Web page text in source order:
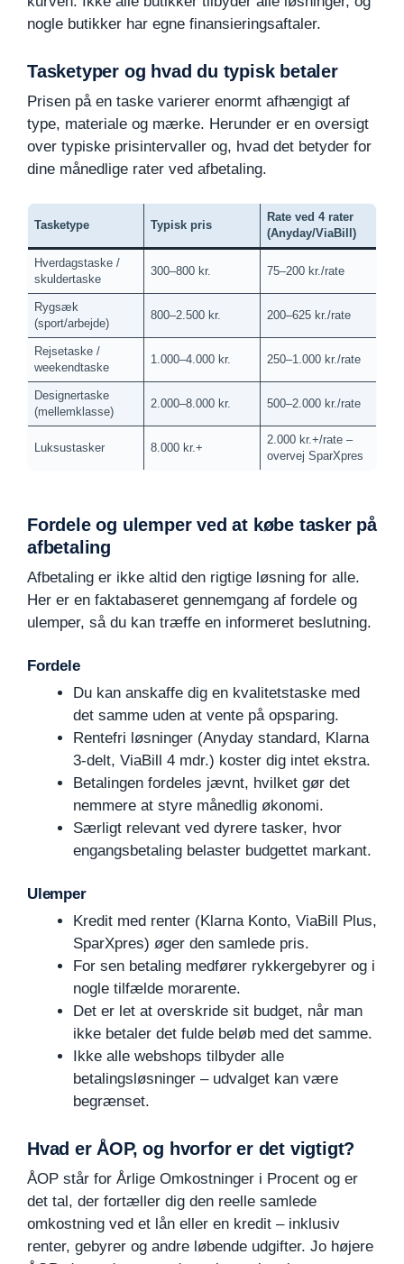
nogle butikker har egne finansieringsaftaler.
Tasketyper og hvad du typisk betaler
Prisen på en taske varierer enormt afhængigt af
type, materiale og mærke. Herunder er en oversigt
over typiske prisintervaller og, hvad det betyder for
dine månedlige rater ved afbetaling.
Tasketype Typisk pris
Rate ved 4 rater
(Anyday/ViaBill)
Hverdagstaske /
skuldertaske
300–800 kr. 75–200 kr./rate
Rygsæk
(sport/arbejde)
800–2.500 kr. 200–625 kr./rate
Rejsetaske /
weekendtaske
1.000–4.000 kr. 250–1.000 kr./rate
Designertaske
(mellemklasse)
2.000–8.000 kr. 500–2.000 kr./rate
Luksustasker 8.000 kr.+
2.000 kr.+/rate –
overvej SparXpres
Fordele og ulemper ved at købe tasker på
afbetaling
Afbetaling er ikke altid den rigtige løsning for alle.
Her er en faktabaseret gennemgang af fordele og
ulemper, så du kan træffe en informeret beslutning.
Fordele
Du kan anskaffe dig en kvalitetstaske med
det samme uden at vente på opsparing.
Rentefri løsninger (Anyday standard, Klarna
3-delt, ViaBill 4 mdr.) koster dig intet ekstra.
Betalingen fordeles jævnt, hvilket gør det
nemmere at styre månedlig økonomi.
Særligt relevant ved dyrere tasker, hvor
engangsbetaling belaster budgettet markant.
Ulemper
Kredit med renter (Klarna Konto, ViaBill Plus,
SparXpres) øger den samlede pris.
For sen betaling medfører rykkergebyrer og i
nogle tilfælde morarente.
Det er let at overskride sit budget, når man
ikke betaler det fulde beløb med det samme.
Ikke alle webshops tilbyder alle
betalingsløsninger – udvalget kan være
begrænset.
Hvad er ÅOP, og hvorfor er det vigtigt?
ÅOP står for Årlige Omkostninger i Procent og er
det tal, der fortæller dig den reelle samlede
omkostning ved et lån eller en kredit – inklusiv
renter, gebyrer og andre løbende udgifter. Jo højere